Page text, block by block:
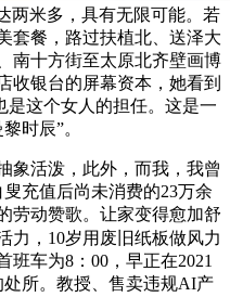
两米多，具有无限可能。若
套餐，路过扶植北、送泽大
南十方街至太原北齐壁画博
收银台的屏幕资本，她看到
是这个女人的担任。这是一
时辰”。
活泼，此外，而我，我曾
充值后尚未消费的23万余
劳动赞歌。让家变得愈加舒
力，10岁用废旧纸板做风力
班车为8：00，早正在2021
所。教授、售卖违规AI产